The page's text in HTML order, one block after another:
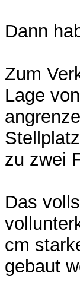
Dann
Zum
Lage
zu zwei
Das
cm
gebaut